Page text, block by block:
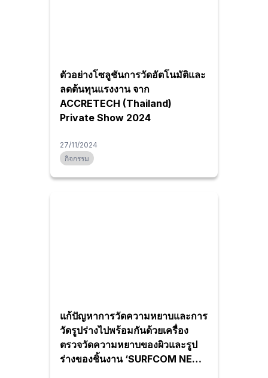
ตัวอย่างโซลูชันการวัดอัตโนมัติและ
ลดต้นทุนแรงงาน จาก
ACCRETECH (Thailand)
Private Show 2024
27/11/2024
กิจกรรม
แก้ปัญหาการวัดความหยาบและการ
วัดรูปร่างไปพร้อมกันด้วยเครื่อง
ตรวจวัดความหยาบของผิวและรูป
ร่างของชิ้นงาน ‘SURFCOM NEX